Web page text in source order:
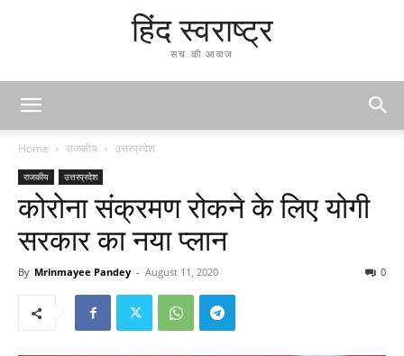
हिंद स्वराष्ट्र
सच की आवाज
Home राजकीय उत्तरप्रदेश
राजकीय उत्तरप्रदेश
कोरोना संक्रमण रोकने के लिए योगी
सरकार का नया प्लान
By Mrinmayee Pandey - August 11, 2020 0